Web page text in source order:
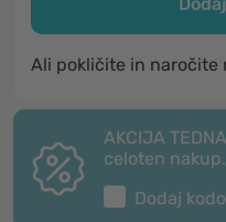
Ali pokličite in naročite
AKCIJA
celoten nakup.
Dodaj kodo